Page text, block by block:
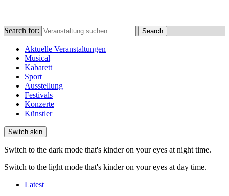
Search for: Search
Aktuelle Veranstaltungen
Musical
Kabarett
Sport
Ausstellung
Festivals
Konzerte
Künstler
Switch skin
Switch to the dark mode that's kinder on your eyes at night time.
Switch to the light mode that's kinder on your eyes at day time.
Latest